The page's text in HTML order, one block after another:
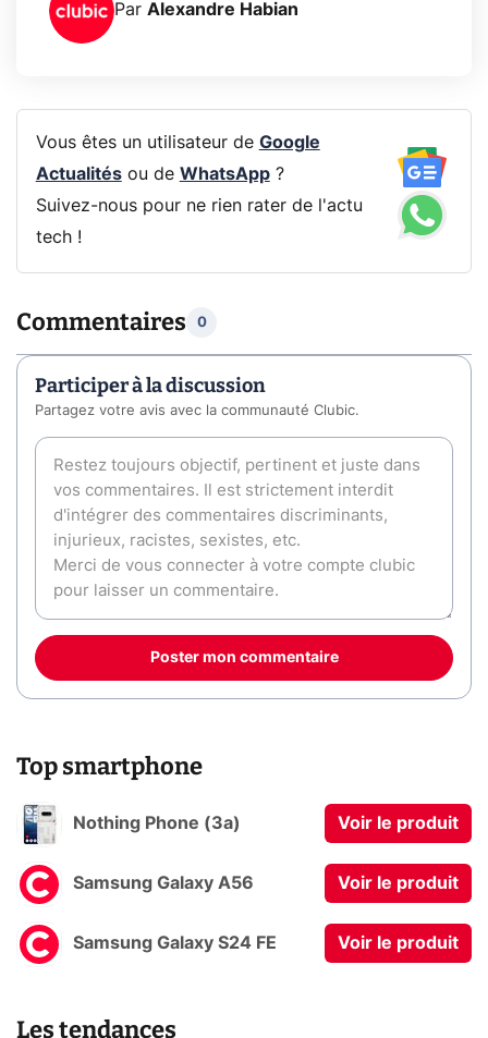
Par Alexandre Habian
Vous êtes un utilisateur de Google
Actualitésou de WhatsApp?
Suivez-nous pour ne rien rater de l'actu
tech !
Commentaires 0
Participer à la discussion
Partagez votre avis avec la communauté Clubic.
Poster mon commentaire
Top smartphone
Nothing Phone (3a) Voir le produit
Samsung Galaxy A56 Voir le produit
Samsung Galaxy S24 FE Voir le produit
Les tendances